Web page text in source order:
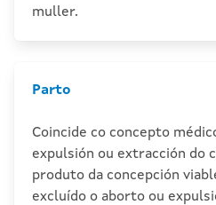
muller.
Parto
Coincide co concepto
expulsión ou extracción do
produto da concepción
excluído o aborto ou